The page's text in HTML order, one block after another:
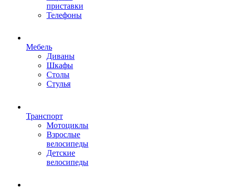
приставки
Телефоны
Мебель
Диваны
Шкафы
Столы
Стулья
Транспорт
Мотоциклы
Взрослые
велосипеды
Детские
велосипеды